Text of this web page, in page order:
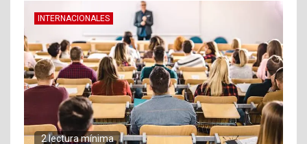
INTERNACIONALES
2 lectura mínima